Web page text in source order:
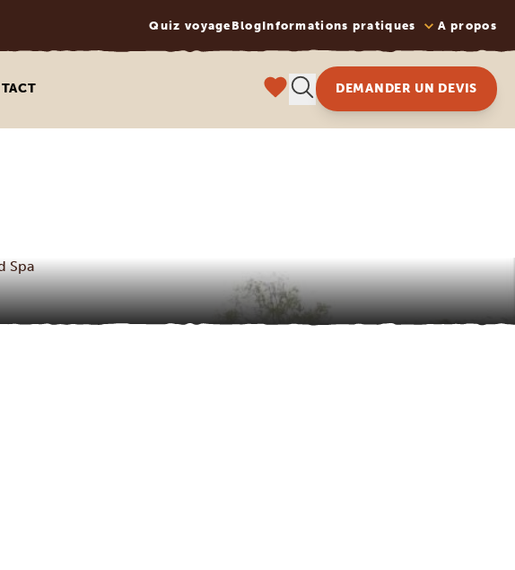
Quiz voyage BlogInformations pratiques A propos
DEMANDER UN DEVIS
Spa